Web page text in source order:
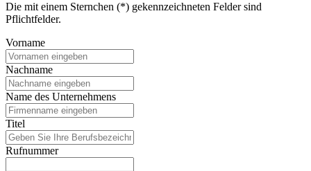
Die mit einem Sternchen (*) gekennzeichneten Felder sind
Pflichtfelder.
Vorname
Nachname
Name des Unternehmens
Titel
Rufnummer